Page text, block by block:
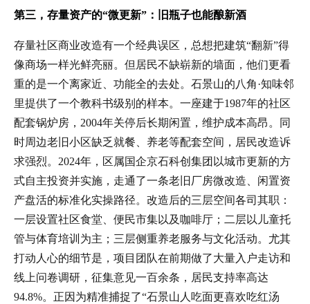
第三，存量资产的“微更新”：旧瓶子也能酿新酒
存量社区商业改造有一个经典误区，总想把建筑“翻新”得
像商场一样光鲜亮丽。但居民不缺崭新的墙面，他们更看
重的是一个离家近、功能全的去处。石景山的八角·知味邻
里提供了一个教科书级别的样本。一座建于1987年的社区
配套锅炉房，2004年关停后长期闲置，维护成本高昂。同
时周边老旧小区缺乏就餐、养老等配套空间，居民改造诉
求强烈。2024年，区属国企京石科创集团以城市更新的方
式自主投资并实施，走通了一条老旧厂房微改造、闲置资
产盘活的标准化实操路径。改造后的三层空间各司其职：
一层设置社区食堂、便民市集以及咖啡厅；二层以儿童托
管与体育培训为主；三层侧重养老服务与文化活动。尤其
打动人心的细节是，项目团队在前期做了大量入户走访和
线上问卷调研，征集意见一百余条，居民支持率高达
94.8%。正因为精准捕捉了“石景山人吃面更喜欢吃红汤